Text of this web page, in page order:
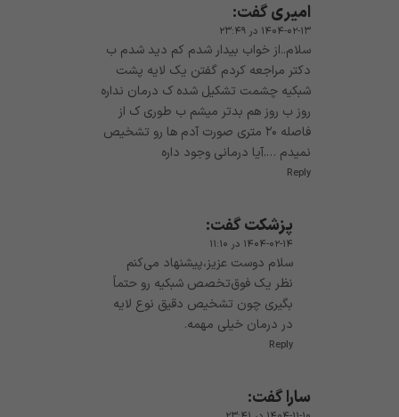
امیریگفت:
۱۴۰۴-۰۲-۱۳ در ۲۳:۴۹
سلام..از خواب بیدار شدم کم دید شدم ب
دکتر مراجعه کردم گفتن یک لایه پشت
شبکیه چشمت تشکیل شده ک درمان نداره
روز ب روز هم بدتر میشم ب طوری ک از
فاصله ۲۰ متری صورت آدم ها رو تشخیص
نمیدم ….آیا درمانی وجود داره
Reply
پزشکتگفت:
۱۴۰۴-۰۲-۱۴ در ۱۱:۱۰
سلام دوست عزیز،پیشنهاد می‌کنم
نظر یک فوق‌تخصص شبکیه رو حتماً
بگیری چون تشخیص دقیق نوع لایه
در درمان خیلی مهمه.
Reply
ساراگفت: